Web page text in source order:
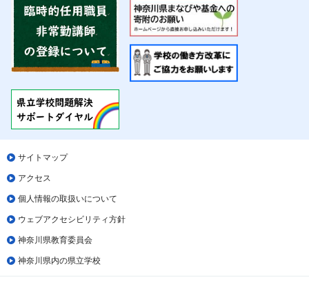
サイトマップ
アクセス
個人情報の取扱いについて
ウェブアクセシビリティ方針
神奈川県教育委員会
神奈川県内の県立学校